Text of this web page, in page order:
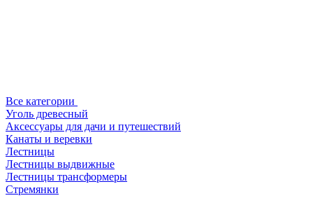
Все категории
Уголь древесный
Аксессуары для дачи и путешествий
Канаты и веревки
Лестницы
Лестницы выдвижные
Лестницы трансформеры
Стремянки